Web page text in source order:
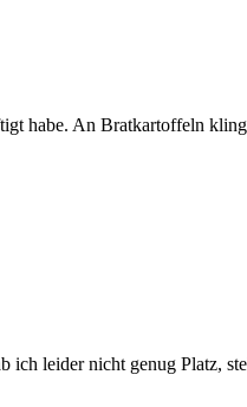
habe. An Bratkartoffeln
leider nicht genug Platz,